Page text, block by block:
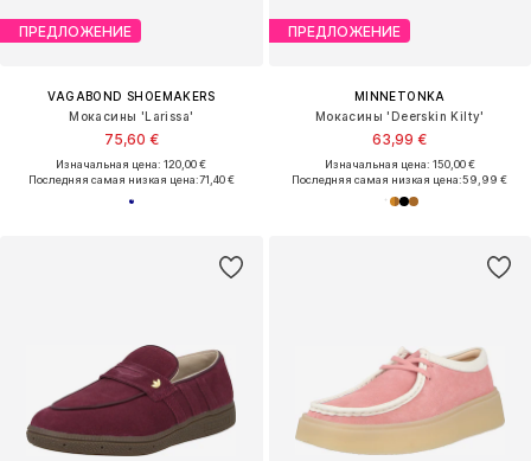
ПРЕДЛОЖЕНИЕ
VAGABOND SHOEMAKERS
Мокасины 'Larissa'
75,60 €
Изначальная цена: 120,00 €
Последняя самая низкая цена:71,40 €
ПРЕДЛОЖЕНИЕ
MINNETONKA
Мокасины 'Deerskin Kilty'
63,99 €
Изначальная цена: 150,00 €
Последняя самая низкая цена:59,99 €